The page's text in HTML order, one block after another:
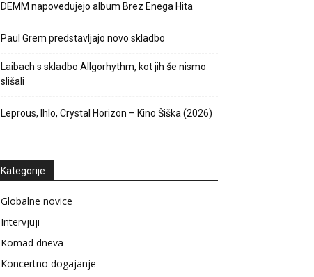
DEMM napovedujejo album Brez Enega Hita
Paul Grem predstavljajo novo skladbo
Laibach s skladbo Allgorhythm, kot jih še nismo
slišali
Leprous, Ihlo, Crystal Horizon – Kino Šiška (2026)
Kategorije
Globalne novice
Intervjuji
Komad dneva
Koncertno dogajanje